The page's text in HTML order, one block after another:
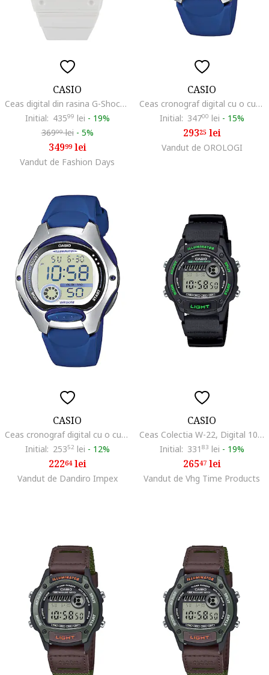
CASIO
Ceas digital din rasina G-Shock, Argintiu/Alb optic
Initial: 43599 lei - 19%
36999lei - 5%
34999lei
Vandut de Fashion Days
CASIO
Ceas cronograf digital cu o curea din rasina, Albastru
Initial: 34700 lei - 15%
29325lei
Vandut de OROLOGI
CASIO
Ceas cronograf digital cu o curea din rasina, Albastru
Initial: 25352 lei - 12%
22264lei
Vandut de Dandiro Impex
CASIO
Ceas Colectia W-22, Digital 1091214601, Negru
Initial: 331 83 lei - 19%
26547lei
Vandut de Vhg Time Products